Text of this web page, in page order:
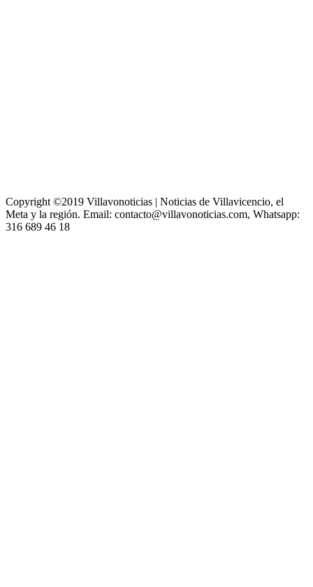
Copyright ©2019 Villavonoticias | Noticias de Villavicencio, el
Meta y la región. Email: contacto@villavonoticias.com, Whatsapp:
316 689 46 18